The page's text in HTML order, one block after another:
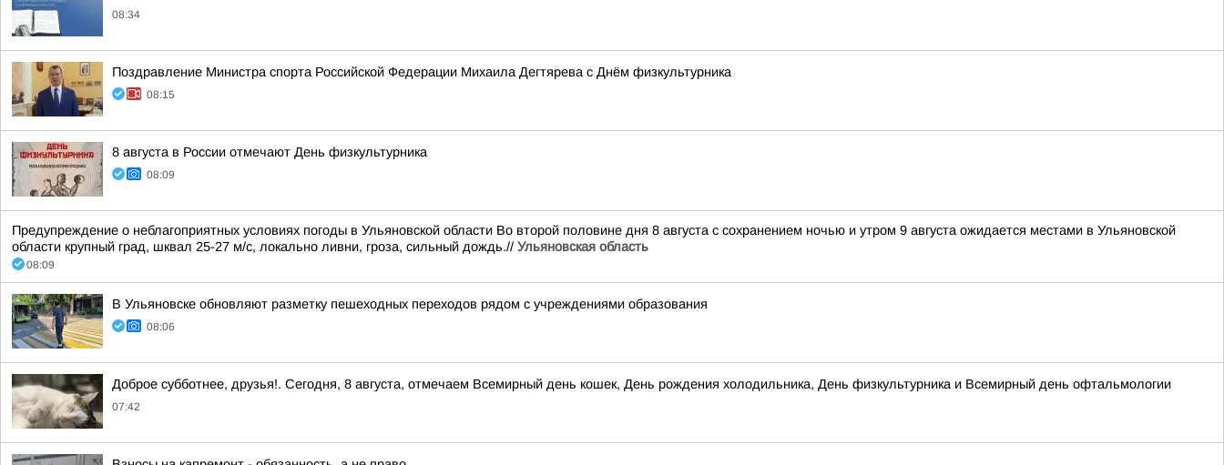
08:34
Поздравление Министра спорта Российской Федерации Михаила Дегтярева с Днём физкультурника
08:15
8 августа в России отмечают День физкультурника
08:09
Предупреждение о неблагоприятных условиях погоды в Ульяновской области Во второй половине дня 8 августа с сохранением ночью и утром 9 августа ожидается местами в Ульяновской
области крупный град, шквал 25-27 м/с, локально ливни, гроза, сильный дождь.// Ульяновская область
08:09
В Ульяновске обновляют разметку пешеходных переходов рядом с учреждениями образования
08:06
Доброе субботнее, друзья!. Сегодня, 8 августа, отмечаем Всемирный день кошек, День рождения холодильника, День физкультурника и Всемирный день офтальмологии
07:42